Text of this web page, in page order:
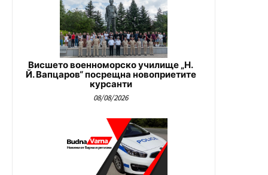
Висшето военноморско училище „Н.
Й. Вапцаров“ посрещна новоприетите
курсанти
08/08/2026